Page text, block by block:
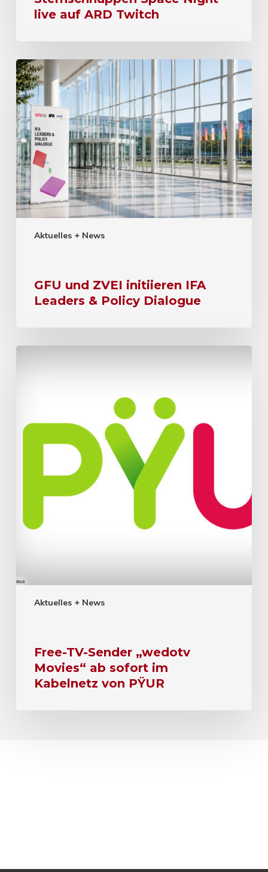
live auf ARD Twitch
Aktuelles + News
GFU und ZVEI initiieren IFA
Leaders & Policy Dialogue
Aktuelles + News
Free-TV-Sender „wedotv
Movies“ ab sofort im
Kabelnetz von PŸUR